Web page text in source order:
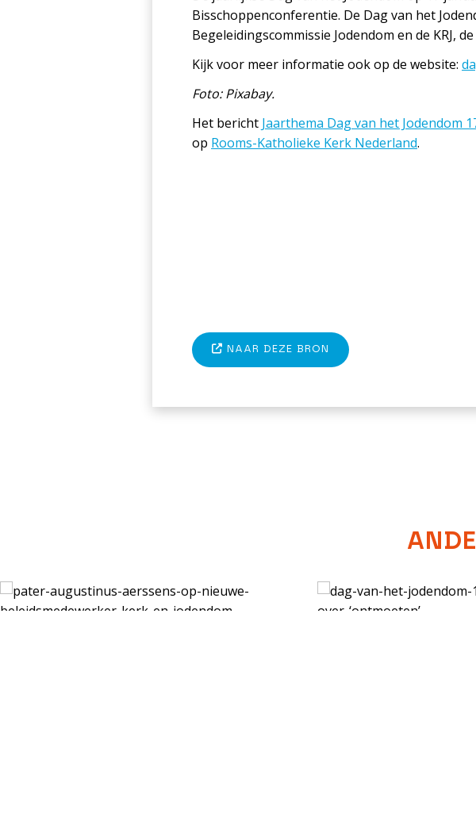
Bisschoppenconferentie. De Dag van het
Begeleidingscommissie Jodendom en de KRJ,
Kijk voor meer informatie ook op de website:
Foto: Pixabay.
Het bericht Jaarthema Dag van het Jodendom
op Rooms-Katholieke Kerk Nederland.
NAAR DEZE BRON